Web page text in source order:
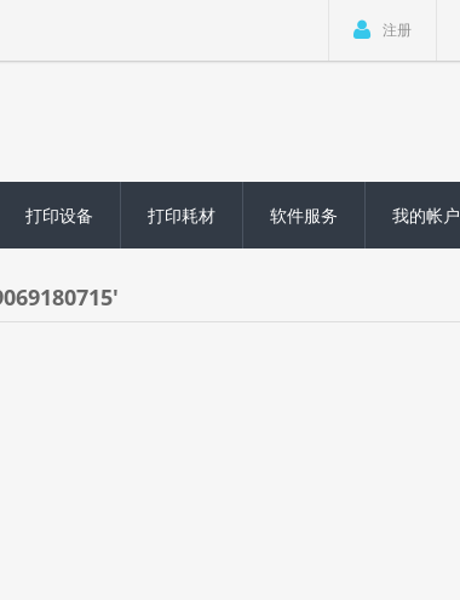
注册
打印设备 打印耗材 软件服务 我的帐户